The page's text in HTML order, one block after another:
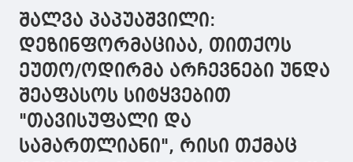
შალვა პაპუაშვილი:
დეზინფორმაციაა, თითქოს
ეუთო/ოდირმა არჩევნები უნდა
შეაფასოს სიტყვებით
"თავისუფალი და
სამართლიანი", რისი თქმაც